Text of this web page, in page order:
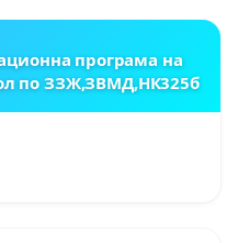
програма на
по ЗЗЖ,ЗВМД,НК325б